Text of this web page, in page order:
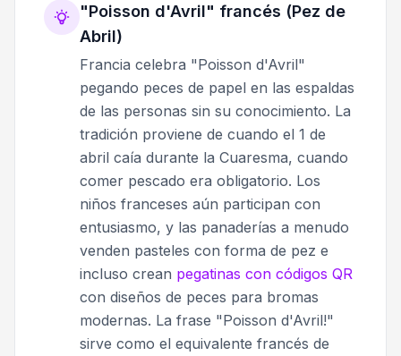
"Poisson d'Avril" francés (Pez de
Abril)
Francia celebra "Poisson d'Avril"
pegando peces de papel en las espaldas
de las personas sin su conocimiento. La
tradición proviene de cuando el 1 de
abril caía durante la Cuaresma, cuando
comer pescado era obligatorio. Los
niños franceses aún participan con
entusiasmo, y las panaderías a menudo
venden pasteles con forma de pez e
incluso crean pegatinas con códigos QR
con diseños de peces para bromas
modernas. La frase "Poisson d'Avril!"
sirve como el equivalente francés de